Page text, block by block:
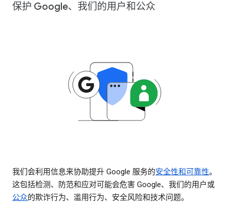
保护 Google、我们的用户和公众
我们会利用信息来协助提升 Google 服务的安全性和可靠性。
这包括检测、防范和应对可能会危害 Google、我们的用户或
公众的欺诈行为、滥用行为、安全风险和技术问题。